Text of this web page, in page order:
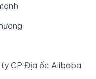
ty CP Địa ốc Alibaba